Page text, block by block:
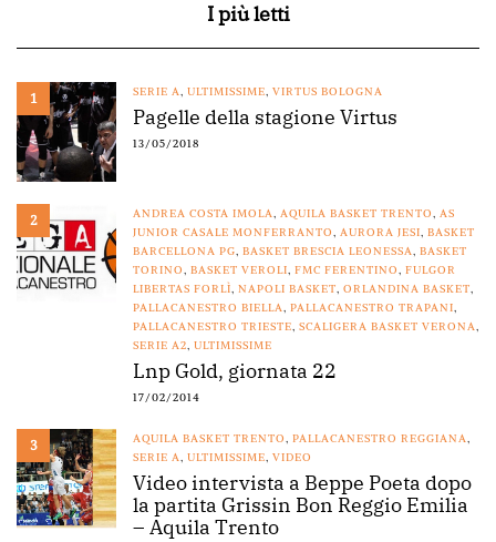
I più letti
1 SERIE A, ULTIMISSIME, VIRTUS BOLOGNA
Pagelle della stagione Virtus
13/05/2018
2 ANDREA COSTA IMOLA, AQUILA BASKET TRENTO, AS
JUNIOR CASALE MONFERRANTO, AURORA JESI, BASKET
BARCELLONA PG, BASKET BRESCIA LEONESSA, BASKET
TORINO, BASKET VEROLI, FMC FERENTINO, FULGOR
LIBERTAS FORLÌ, NAPOLI BASKET, ORLANDINA BASKET,
PALLACANESTRO BIELLA, PALLACANESTRO TRAPANI,
PALLACANESTRO TRIESTE, SCALIGERA BASKET VERONA,
SERIE A2, ULTIMISSIME
Lnp Gold, giornata 22
17/02/2014
3 AQUILA BASKET TRENTO, PALLACANESTRO REGGIANA,
SERIE A, ULTIMISSIME, VIDEO
Video intervista a Beppe Poeta dopo
la partita Grissin Bon Reggio Emilia
– Aquila Trento